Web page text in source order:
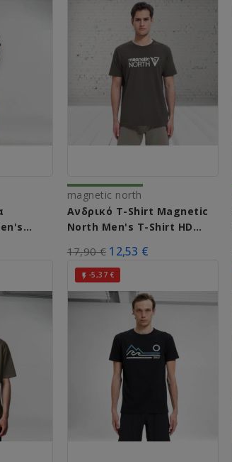
magnetic north
Ανδρικό T-Shirt Magnetic
North Men's T-Shirt HD
17,90 € 12,53 €
 -5,37 €